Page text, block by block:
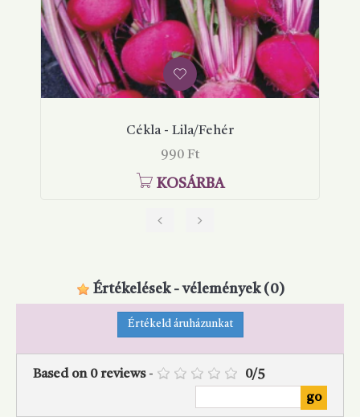
Cékla - Lila/Fehér
Ár
990 Ft
KOSÁRBA
Értékelések - vélemények(0)
Értékeld áruházunkat
Based on 0reviews - 0/5